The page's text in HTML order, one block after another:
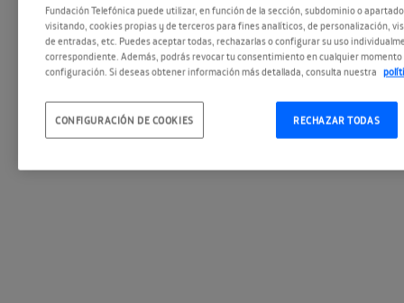
Fundación Telefónica puede utilizar, en función de la sección, subdominio o
visitando, cookies propias y de terceros para fines analíticos, de personalización,
de entradas, etc. Puedes aceptar todas, rechazarlas o configurar su uso
correspondiente. Además, podrás revocar tu consentimiento en cualquier momento
configuración. Si deseas obtener información más detallada, consulta nuestra
RECHAZAR TODAS
CONFIGURACIÓN DE COOKIES